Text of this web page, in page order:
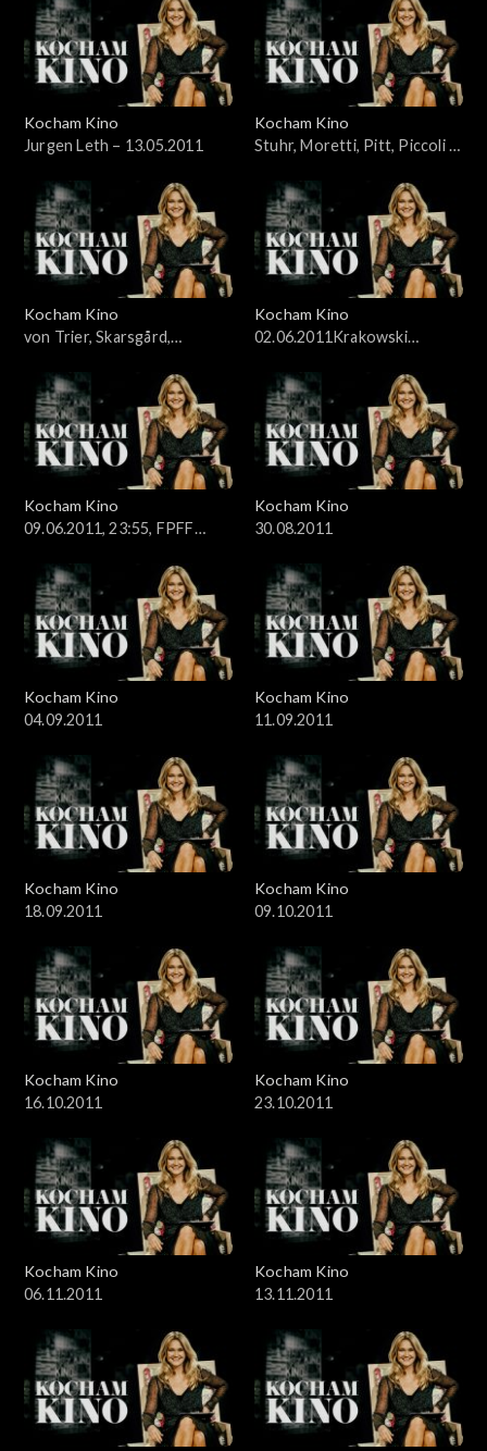
Kocham Kino
Jurgen Leth – 13.05.2011
Kocham Kino
Stuhr, Moretti, Pitt, Piccoli –
Kocham Kino
von Trier, Skarsgård,
Kocham Kino
02.06.2011Krakowski
Kocham Kino
09.06.2011, 23:55, FPFF
Kocham Kino
30.08.2011
Kocham Kino
04.09.2011
Kocham Kino
11.09.2011
Kocham Kino
18.09.2011
Kocham Kino
09.10.2011
Kocham Kino
16.10.2011
Kocham Kino
23.10.2011
Kocham Kino
06.11.2011
Kocham Kino
13.11.2011